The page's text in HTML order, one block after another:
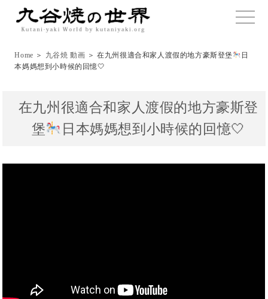
toggle
Home ＞ 九谷焼 動画 ＞ 在九州很適合和家人渡假的地方豪斯登堡
日
本媽媽想到小時候的回憶🤍
在九州很適合和家人渡假的地方豪斯登
堡
日本媽媽想到小時候的回憶🤍